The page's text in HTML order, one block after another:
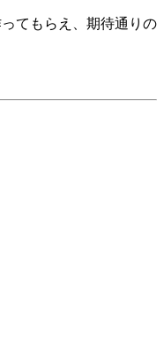
てもらえ、期待通りの